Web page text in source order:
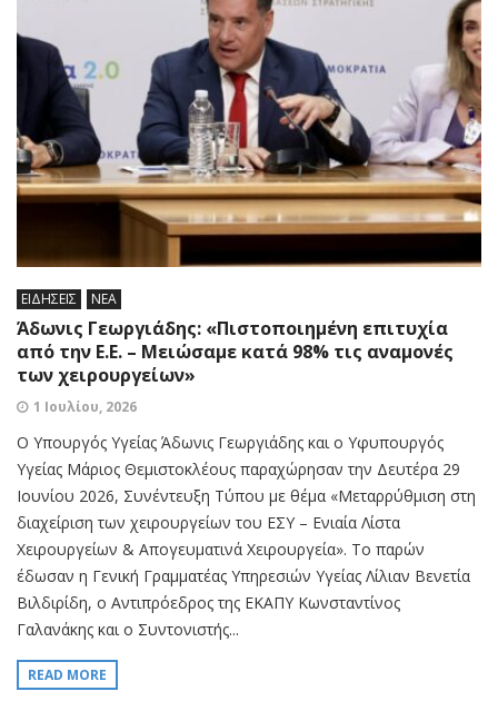
ΕΙΔΗΣΕΙΣ ΝΕΑ
Άδωνις Γεωργιάδης: «Πιστοποιημένη επιτυχία
από την Ε.Ε. – Μειώσαμε κατά 98% τις αναμονές
των χειρουργείων»
1 Ιουλίου, 2026
Ο Υπουργός Υγείας Άδωνις Γεωργιάδης και ο Υφυπουργός
Υγείας Μάριος Θεμιστοκλέους παραχώρησαν την Δευτέρα 29
Ιουνίου 2026, Συνέντευξη Τύπου με θέμα «Μεταρρύθμιση στη
διαχείριση των χειρουργείων του ΕΣΥ – Ενιαία Λίστα
Χειρουργείων & Απογευματινά Χειρουργεία». Το παρών
έδωσαν η Γενική Γραμματέας Υπηρεσιών Υγείας Λίλιαν Βενετία
Βιλδιρίδη, ο Αντιπρόεδρος της ΕΚΑΠΥ Κωνσταντίνος
Γαλανάκης και ο Συντονιστής...
READ MORE